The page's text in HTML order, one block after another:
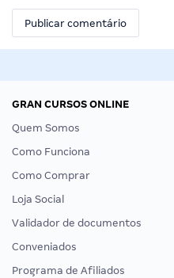
GRAN CURSOS ONLINE
Quem Somos
Como Funciona
Como Comprar
Loja Social
Validador de documentos
Conveniados
Programa de Afiliados